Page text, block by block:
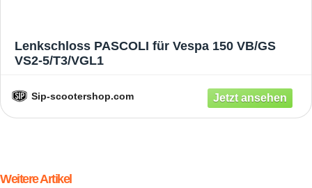
Lenkschloss PASCOLI für Vespa 150 VB/GS
VS2-5/T3/VGL1
Sip-scootershop.com
Weitere Artikel